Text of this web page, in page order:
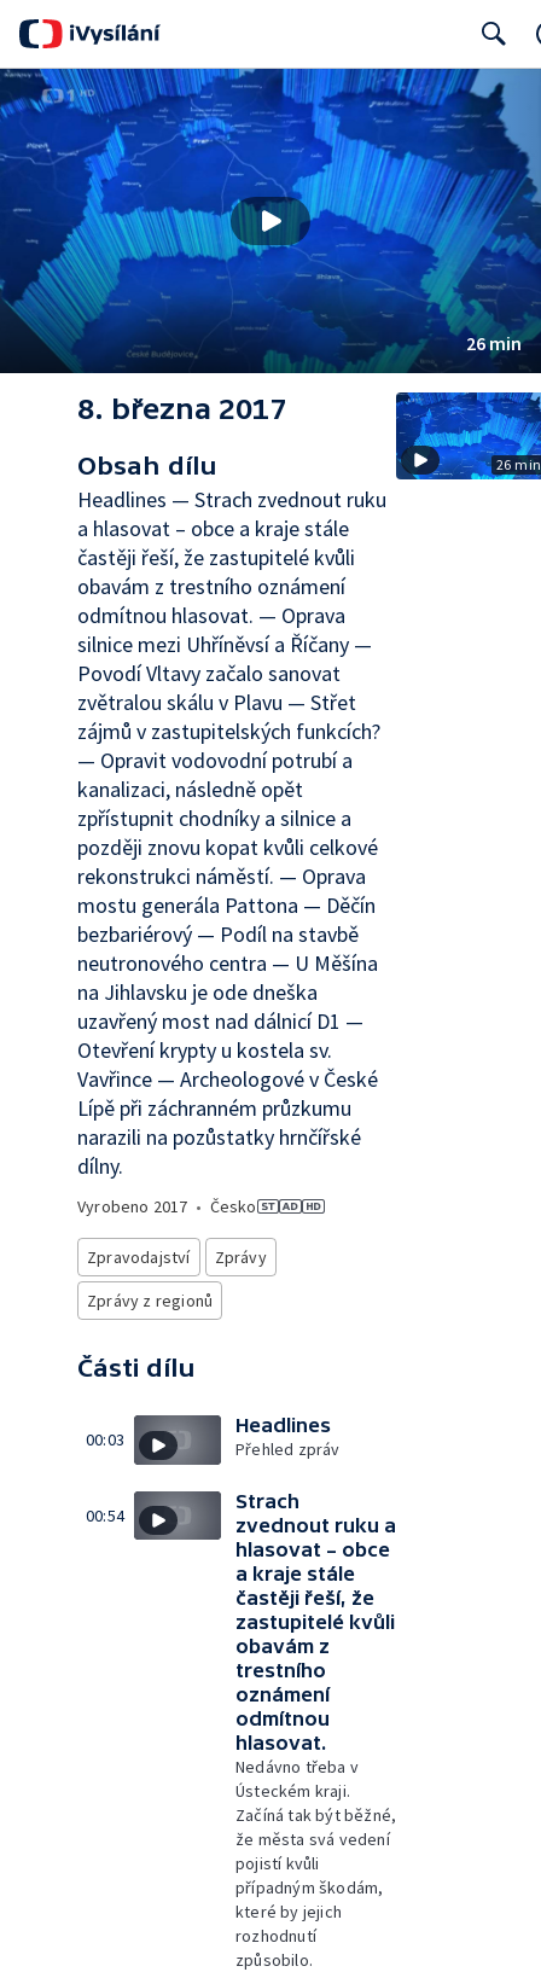
Search
26 min
8. března 2017
Obsah dílu
Headlines — Strach zvednout ruku
a hlasovat – obce a kraje stále
častěji řeší, že zastupitelé kvůli
obavám z trestního oznámení
odmítnou hlasovat. — Oprava
silnice mezi Uhříněvsí a Říčany —
Povodí Vltavy začalo sanovat
zvětralou skálu v Plavu — Střet
zájmů v zastupitelských funkcích?
— Opravit vodovodní potrubí a
kanalizaci, následně opět
zpřístupnit chodníky a silnice a
později znovu kopat kvůli celkové
rekonstrukci náměstí. — Oprava
mostu generála Pattona — Děčín
bezbariérový — Podíl na stavbě
neutronového centra — U Měšína
na Jihlavsku je ode dneška
uzavřený most nad dálnicí D1 —
Otevření krypty u kostela sv.
Vavřince — Archeologové v České
Lípě při záchranném průzkumu
narazili na pozůstatky hrnčířské
dílny.
Vyrobeno 2017 • Česko
Zpravodajství
Zprávy
Zprávy z regionů
Části dílu
00:03
Headlines
Přehled zpráv
00:54
Strach
zvednout ruku a
hlasovat – obce
a kraje stále
častěji řeší, že
zastupitelé kvůli
obavám z
trestního
oznámení
odmítnou
hlasovat.
Nedávno třeba v
Ústeckém kraji.
Začíná tak být běžné,
že města svá vedení
pojistí kvůli
případným škodám,
které by jejich
rozhodnutí
způsobilo.
26 min